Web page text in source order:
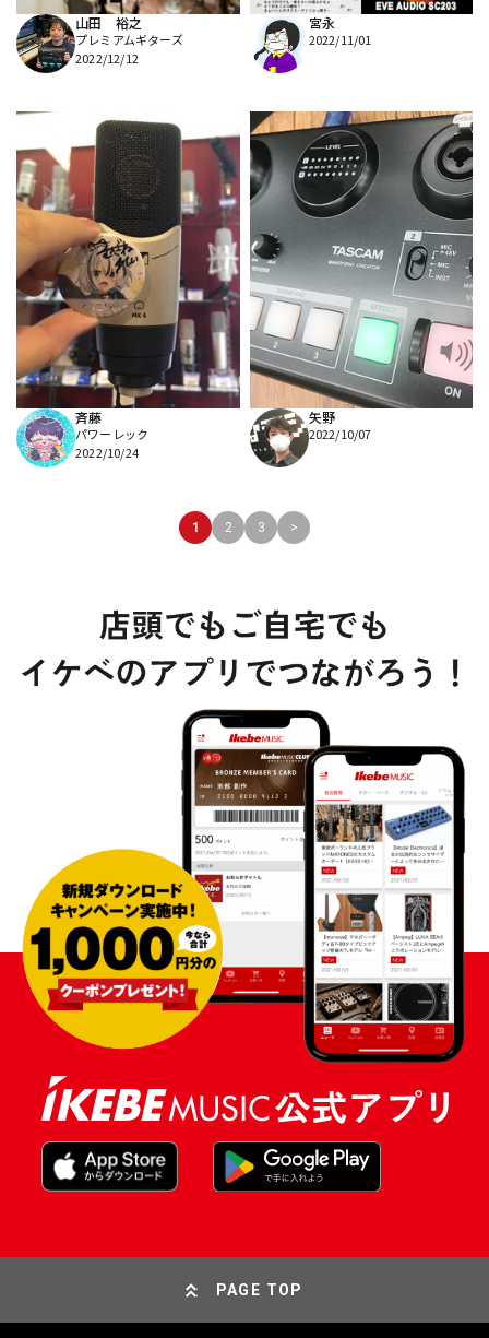
山田 裕之
プレミアムギターズ
2022/12/12
宮永
2022/11/01
斉藤
パワーレック
2022/10/24
矢野
2022/10/07
1 2 3 >
PAGE TOP